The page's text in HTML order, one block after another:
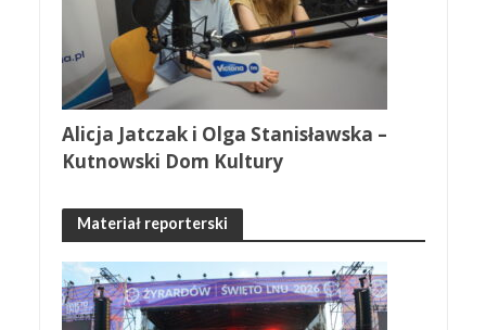
Alicja Jatczak i Olga Stanisławska –
Kutnowski Dom Kultury
Materiał reporterski